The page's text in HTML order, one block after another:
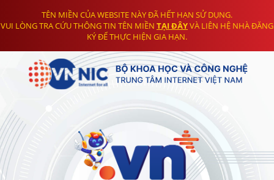
TÊN MIỀN CỦA WEBSITE NÀY ĐÃ HẾT HẠN SỬ DỤNG.
VUI LÒNG TRA CỨU THÔNG TIN TÊN MIỀN TẠI ĐÂYVÀ LIÊN HỆ NHÀ ĐĂNG
KÝ ĐỂ THỰC HIỆN GIA HẠN.